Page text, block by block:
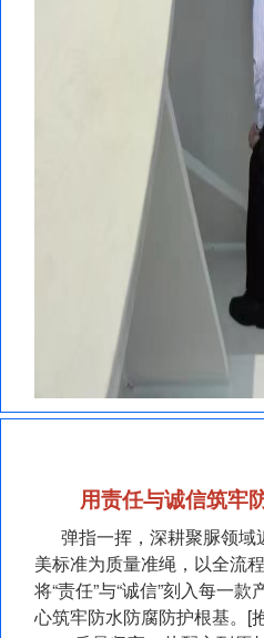
用责任与诚信筑牢
弹指一挥，深耕聚脲领域
美标准为质量准绳，以全流
将“责任”与“诚信”刻入每一
心筑牢防水防腐防护根基。[